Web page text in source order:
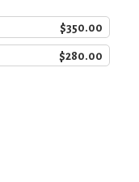
$350.00
$280.00